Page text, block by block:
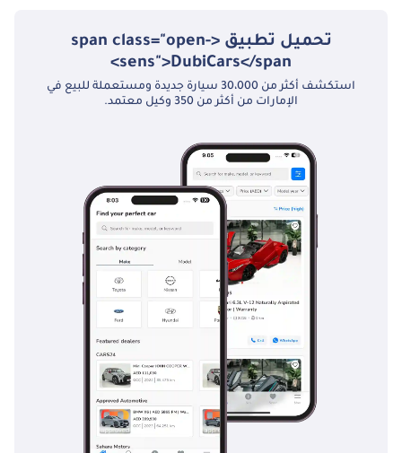
تحميل تطبيق <span class="open-
sens">DubiCars</span>
استكشف أكثر من 30،000 سيارة جديدة ومستعملة للبيع في
الإمارات من أكثر من 350 وكيل معتمد.